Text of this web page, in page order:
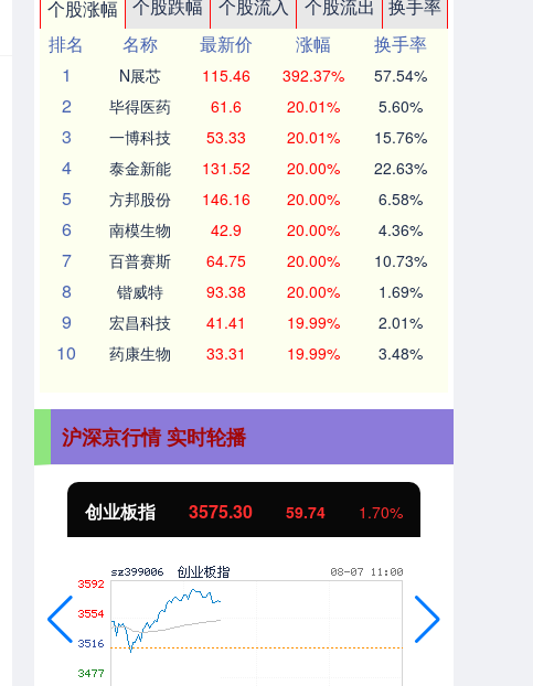
个股涨幅 个股跌幅 个股流入 个股流出
换手率
排名
名称 最新价 涨幅
换手率
1
N展芯 115.46 392.37% 57.54%
2 毕得医药 61.6 20.01% 5.60%
3 一博科技 53.33 20.01% 15.76%
4 泰金新能 131.52 20.00% 22.63%
5 方邦股份 146.16 20.00% 6.58%
6 南模生物 42.9 20.00% 4.36%
7 百普赛斯 64.75 20.00% 10.73%
8 锴威特 93.38 20.00% 1.69%
9 宏昌科技 41.41 19.99% 2.01%
10 药康生物 33.31 19.99% 3.48%
沪深京行情 实时轮播
创业板指 3575.30 59.74 1.70%